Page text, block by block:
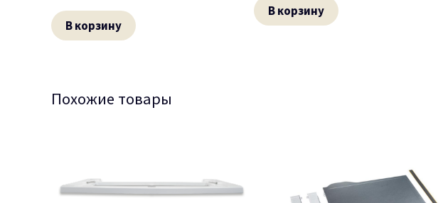
В корзину
В корзину
Похожие товары